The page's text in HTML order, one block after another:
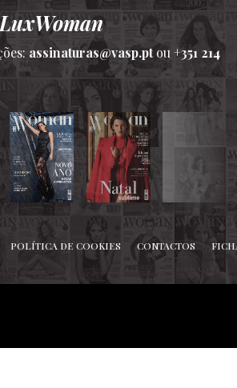
assinaturas@vasp.ptou+351 214
POLÍTICA DE COOKIES CONTACTOS